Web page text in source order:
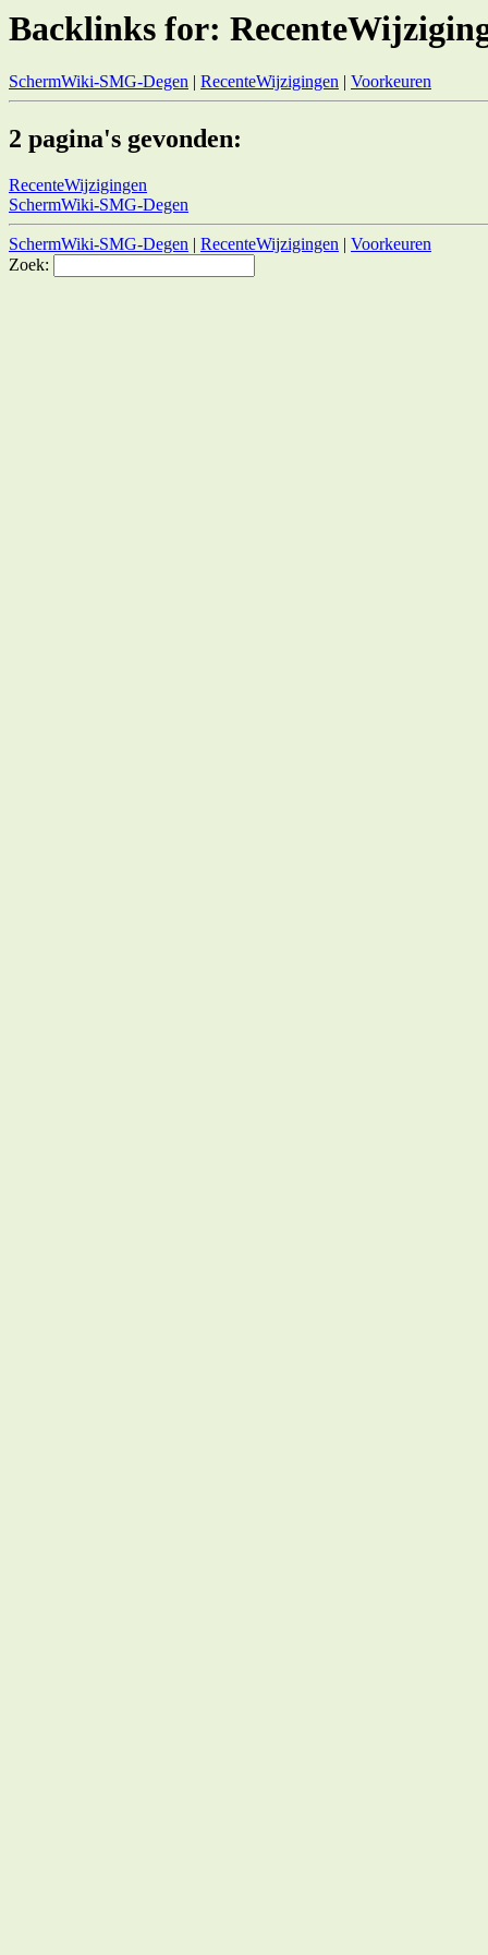
Backlinks for:
SchermWiki-SMG-Degen | RecenteWijzigingen | Voorkeuren
2 pagina's gevonden:
RecenteWijzigingen
SchermWiki-SMG-Degen
SchermWiki-SMG-Degen | RecenteWijzigingen | Voorkeuren
Zoek: